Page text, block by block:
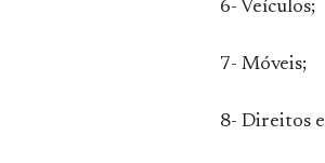
6- Veículos;
7- Móveis;
8- Direitos